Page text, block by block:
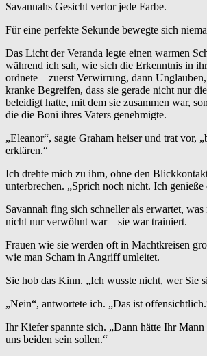
Savannahs Gesicht verlor jede Farbe.
Für eine perfekte Sekunde bewegte sich
Das Licht der Veranda legte einen warmen
während ich sah, wie sich die Erkenntnis in
ordnete – zuerst Verwirrung, dann
kranke Begreifen, dass sie gerade nicht nur
beleidigt hatte, mit dem sie zusammen war,
die die Boni ihres Vaters genehmigte.
„Eleanor“, sagte Graham heiser und trat vor,
erklären.“
Ich drehte mich zu ihm, ohne den
unterbrechen. „Sprich noch nicht. Ich genieße
Savannah fing sich schneller als erwartet, was
nicht nur verwöhnt war – sie war trainiert.
Frauen wie sie werden oft in Machtkreisen
wie man Scham in Angriff umleitet.
Sie hob das Kinn. „Ich wusste nicht, wer Sie
„Nein“, antwortete ich. „Das ist
Ihr Kiefer spannte sich. „Dann hätte Ihr
uns beiden sein sollen.“